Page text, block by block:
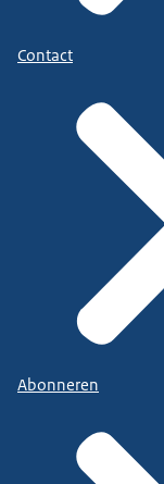
Contact
Abonneren